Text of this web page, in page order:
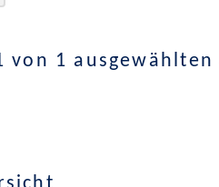
von 1 ausgewählten